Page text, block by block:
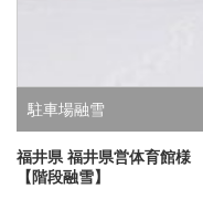
駐車場融雪
福井県 福井県営体育館様
【階段融雪】